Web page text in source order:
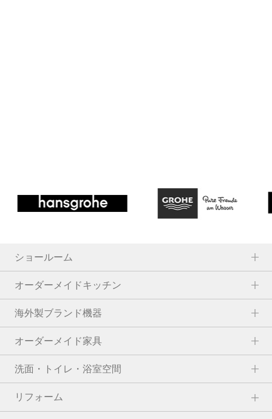
ショールーム
オーダーメイドキッチン
海外製ブランド機器
オーダーメイド家具
洗面・トイレ・浴室空間
リフォーム